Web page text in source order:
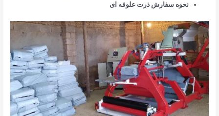
نحوه سفارش ذرت علوفه ای